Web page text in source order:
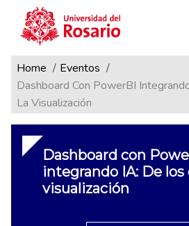
Pasar al contenido principal
Ruta de
Home
Eventos
Dashboard Con PowerBI
La Visualización
Dashboard con
integrando IA: De los
visualización